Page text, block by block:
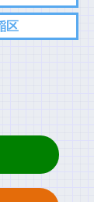
区